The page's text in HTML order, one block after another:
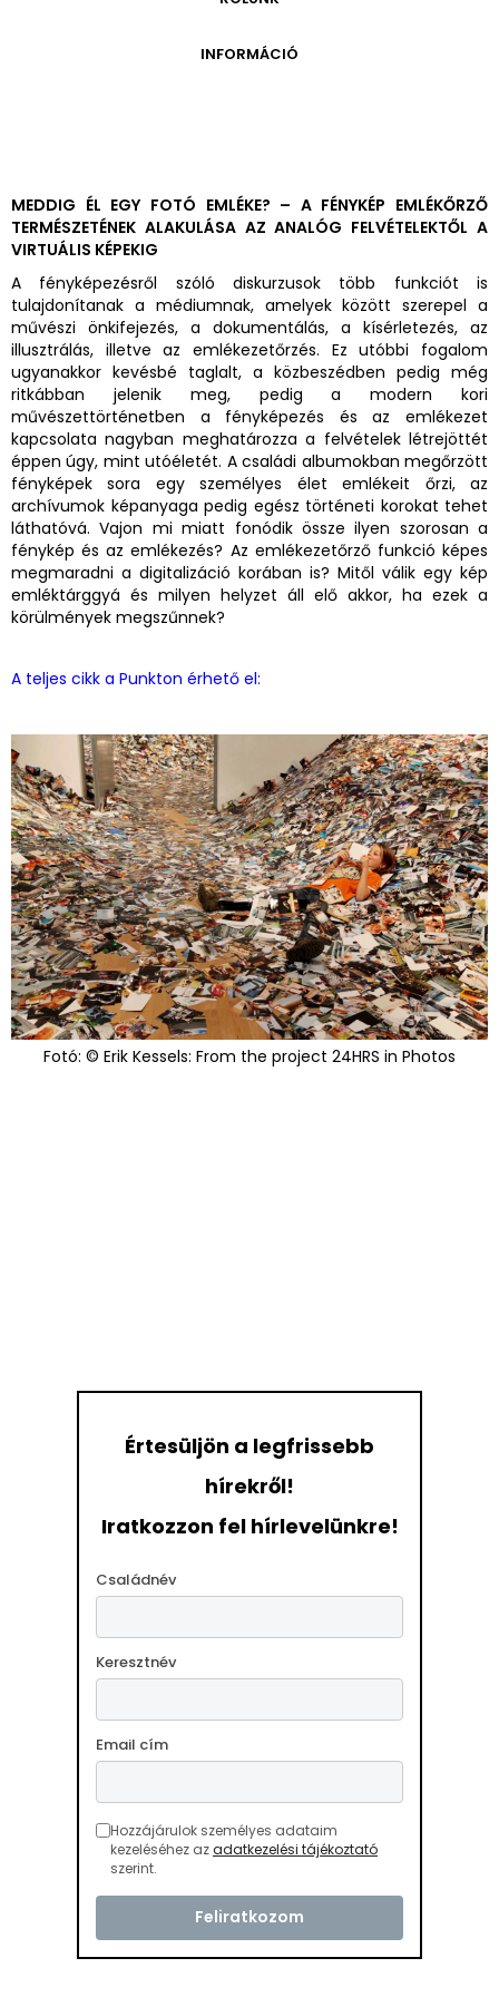
PÉCSI JÓZSEF - A NÉVADÓ
ARCHÍVUM 2014-2018
INFORMÁCIÓ
MEGKÖZELÍTÉS
ÜVEGZSEB
MEDDIG ÉL EGY FOTÓ EMLÉKE? – A FÉNYKÉP EMLÉKŐRZŐ
TERMÉSZETÉNEK ALAKULÁSA AZ ANALÓG FELVÉTELEKTŐL A
VIRTUÁLIS KÉPEKIG
A fényképezésről szóló diskurzusok több funkciót is
tulajdonítanak a médiumnak, amelyek között szerepel a
művészi önkifejezés, a dokumentálás, a kísérletezés, az
illusztrálás, illetve az emlékezetőrzés. Ez utóbbi fogalom
ugyanakkor kevésbé taglalt, a közbeszédben pedig még
ritkábban jelenik meg, pedig a modern kori
művészettörténetben a fényképezés és az emlékezet
kapcsolata nagyban meghatározza a felvételek létrejöttét
éppen úgy, mint utóéletét. A családi albumokban megőrzött
fényképek sora egy személyes élet emlékeit őrzi, az
archívumok képanyaga pedig egész történeti korokat tehet
láthatóvá. Vajon mi miatt fonódik össze ilyen szorosan a
fénykép és az emlékezés? Az emlékezetőrző funkció képes
megmaradni a digitalizáció korában is? Mitől válik egy kép
emléktárggyá és milyen helyzet áll elő akkor, ha ezek a
körülmények megszűnnek?
A teljes cikk a Punkton érhető el:
Fotó: © Erik Kessels: From the project 24HRS in Photos
Értesüljön a legfrissebb
hírekről!
Iratkozzon fel hírlevelünkre!
Családnév
Keresztnév
Email cím
Hozzájárulok személyes adataim
kezeléséhez azadatkezelési tájékoztató
szerint.